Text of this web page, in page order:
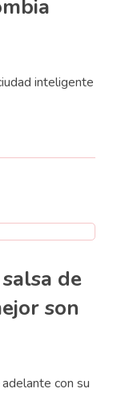
inteligente
de
son
con su